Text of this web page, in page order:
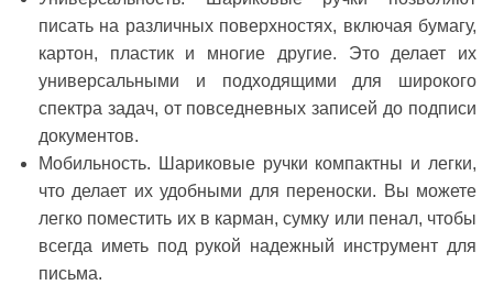
писать на различных поверхностях, включая бумагу,
картон, пластик и многие другие. Это делает их
универсальными и подходящими для широкого
спектра задач, от повседневных записей до подписи
документов.
Мобильность.
Шариковые ручки компактны и легки,
что делает их удобными для переноски. Вы можете
легко поместить их в карман, сумку или пенал, чтобы
всегда иметь под рукой надежный инструмент для
письма.